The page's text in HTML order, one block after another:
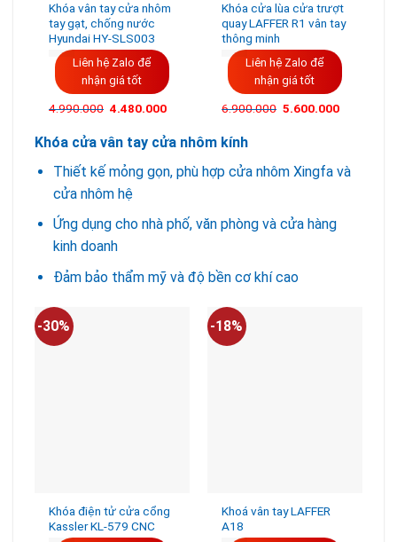
Khóa vân tay cửa nhôm
tay gạt, chống nước
Hyundai HY-SLS003
Liên hệ Zalo để
nhận giá tốt
4.990.000 Giá
4.990.000VND.
4.480.000Giá
là:
Khóa cửa lùa cửa trượt
quay LAFFER R1 vân tay
thông minh
Liên hệ Zalo để
nhận giá tốt
6.900.000 Giá
5.600.000Giá
Khóa cửa vân tay cửa nhôm kính
Thiết kế mỏng gọn, phù hợp cửa nhôm Xingfa và
cửa nhôm hệ
Ứng dụng cho nhà phố, văn phòng và cửa hàng
kinh doanh
Đảm bảo thẩm mỹ và độ bền cơ khí cao
-30%
Khóa điện tử cửa cổng
Kassler KL-579 CNC
-18%
Khoá vân tay LAFFER
A18